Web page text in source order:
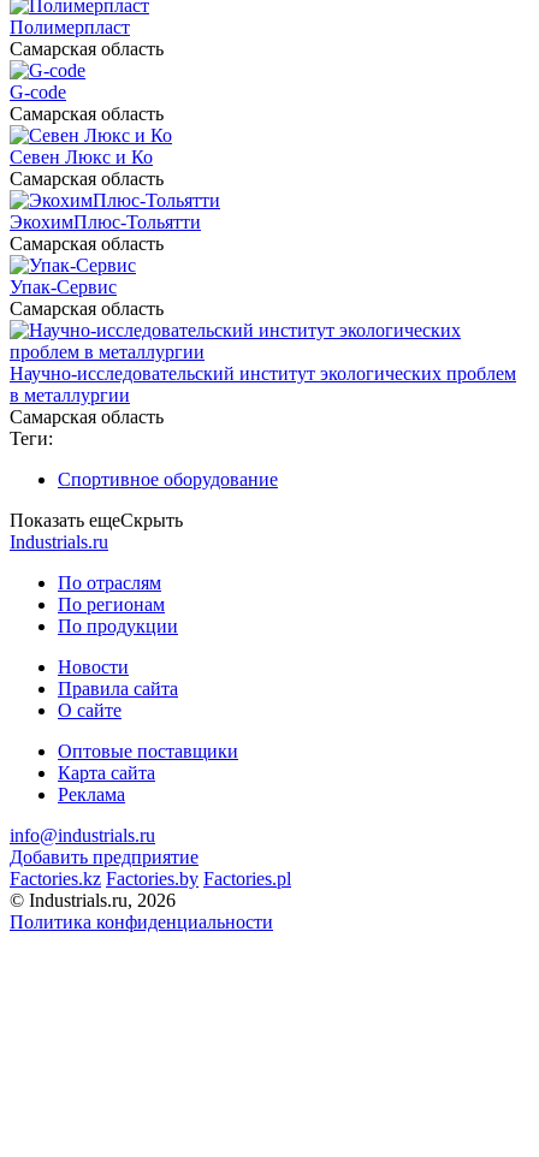
Полимерпласт
Самарская область
G-code
Самарская область
Севен Люкс и Ко
Самарская область
ЭкохимПлюс-Тольятти
Самарская область
Упак-Сервис
Самарская область
Научно-исследовательский институт экологических проблем
в металлургии
Самарская область
Теги:
Спортивное оборудование
Показать ещеСкрыть
Industrials.ru
По отраслям
По регионам
По продукции
Новости
Правила сайта
О сайте
Оптовые поставщики
Карта сайта
Реклама
info@industrials.ru
Добавить предприятие
Factories.kz Factories.by Factories.pl
© Industrials.ru, 2026
Политика конфиденциальности